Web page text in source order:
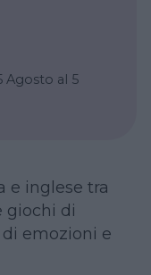
Agosto al 5
e inglese tra
giochi di
di emozioni e